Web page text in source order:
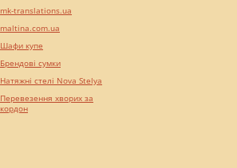
mk-translations.ua
maltina.com.ua
Шафи купе
Брендові сумки
Натяжні стелі Nova Stelya
Перевезення хворих за
кордон